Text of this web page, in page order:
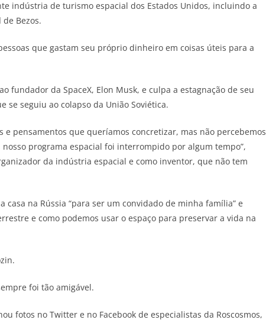
indústria de turismo espacial dos Estados Unidos, incluindo a
Bezos.
que gastam seu próprio dinheiro em coisas úteis para a
fundador da SpaceX, Elon Musk, e culpa a estagnação de seu
seguiu ao colapso da União Soviética.
e pensamentos que queríamos concretizar, mas não percebemos
programa espacial foi interrompido por algum tempo”,
da indústria espacial e como inventor, que não tem
casa na Rússia “para ser um convidado de minha família” e
e como podemos usar o espaço para preservar a vida na
foi tão amigável.
fotos no Twitter e no Facebook de especialistas da Roscosmos,